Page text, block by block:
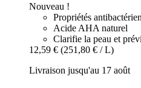
Nouveau !
Propriétés
Acide AHA naturel
Clarifie la peau et
12,59 € (251,80 € / L)
Livraison jusqu'au 17 août